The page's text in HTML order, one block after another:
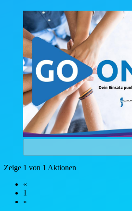
Zeige 1 von 1 Aktionen
«
1
»